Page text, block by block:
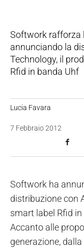
Softwork rafforza
annunciando la
Technology, il
Rfid in banda Uhf
Lucia Favara
7 Febbraio 2012
Softwork ha
distribuzione con
smart label Rfid
Accanto alle
generazione,